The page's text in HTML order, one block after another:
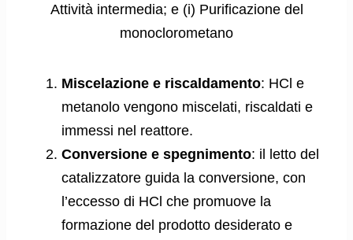
Attività intermedia; e (i) Purificazione del
monoclorometano
Miscelazione e riscaldamento: HCl e
metanolo vengono miscelati, riscaldati e
immessi nel reattore.
Conversione e spegnimento: il letto del
catalizzatore guida la conversione, con
l’eccesso di HCl che promuove la
formazione del prodotto desiderato e